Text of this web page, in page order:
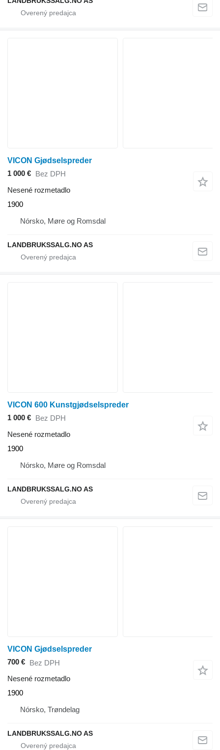
VICON Gjødselspreder
1 000 € Bez DPH
Nesené rozmetadlo
1900
Nórsko, Møre og Romsdal
LANDBRUKSSALG.NO AS
VICON 600 Kunstgjødselspreder
1 000 € Bez DPH
Nesené rozmetadlo
1900
Nórsko, Møre og Romsdal
LANDBRUKSSALG.NO AS
VICON Gjødselspreder
700 € Bez DPH
Nesené rozmetadlo
1900
Nórsko, Trøndelag
LANDBRUKSSALG.NO AS